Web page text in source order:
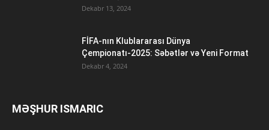
Dekabr 13, 2024
FİFA-nın Klublararası Dünya
Çempionatı-2025: Səbətlər və Yeni Format
Dekabr 4, 2024
MƏŞHUR ISMARIC